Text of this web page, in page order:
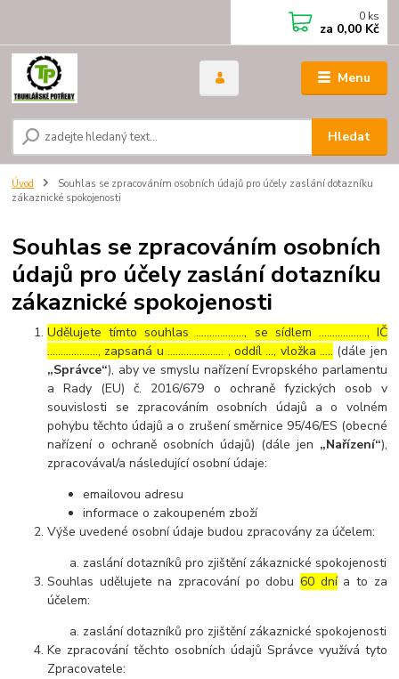
Menu
Hledat
0 ks
za 0,00 Kč
Úvod
Souhlas se zpracováním osobních údajů pro účely zaslání dotazníku
zákaznické spokojenosti
Souhlas se zpracováním osobních
údajů pro účely zaslání dotazníku
zákaznické spokojenosti
Udělujete tímto souhlas ……………..., se sídlem ………………, IČ
………………., zapsaná u ………………… , oddíl …, vložka ….. (dále jen
„Správce“), aby ve smyslu nařízení Evropského parlamentu
a Rady (EU) č. 2016/679 o ochraně fyzických osob v
souvislosti se zpracováním osobních údajů a o volném
pohybu těchto údajů a o zrušení směrnice 95/46/ES (obecné
nařízení o ochraně osobních údajů) (dále jen „Nařízení“),
zpracovával/a následující osobní údaje:
emailovou adresu
informace o zakoupeném zboží
Výše uvedené osobní údaje budou zpracovány za účelem:
zaslání dotazníků pro zjištění zákaznické spokojenosti
Souhlas udělujete na zpracování po dobu60 dnía to za
účelem:
zaslání dotazníků pro zjištění zákaznické spokojenosti
Ke zpracování těchto osobních údajů Správce využívá tyto
Zpracovatele: